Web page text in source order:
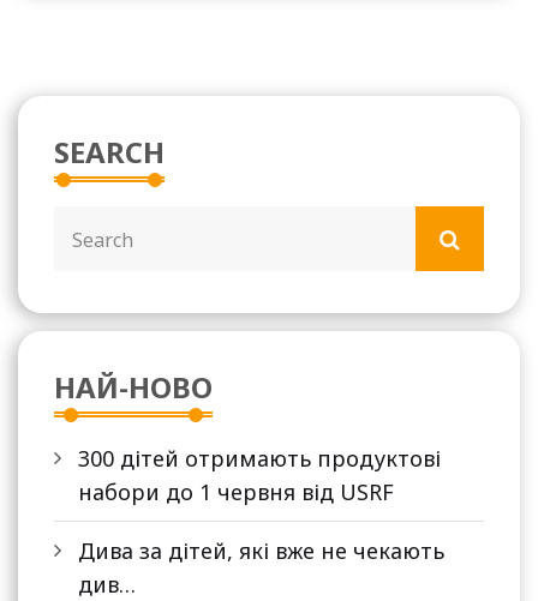
SEARCH
НАЙ-НОВО
300 дітей отримають продуктові
набори до 1 червня від USRF
Дива за дітей, які вже не чекають
див…